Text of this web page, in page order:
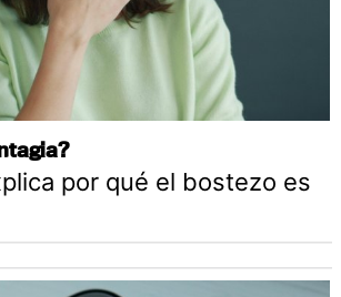
por qué el bostezo es